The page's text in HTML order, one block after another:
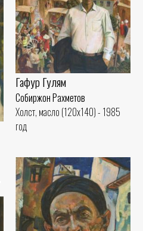
Гафур Гулям
Собиржон Рахметов
Холст, масло (120x140) - 1985
год